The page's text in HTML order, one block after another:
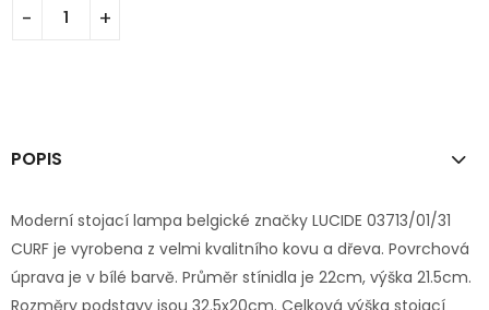
POPIS
Moderní stojací lampa belgické značky LUCIDE 03713/01/31
CURF je vyrobena z velmi kvalitního kovu a dřeva. Povrchová
úprava je v bílé barvě. Průměr stínidla je 22cm, výška 21.5cm.
Rozměry podstavy jsou 32.5x20cm. Celková výška stojací